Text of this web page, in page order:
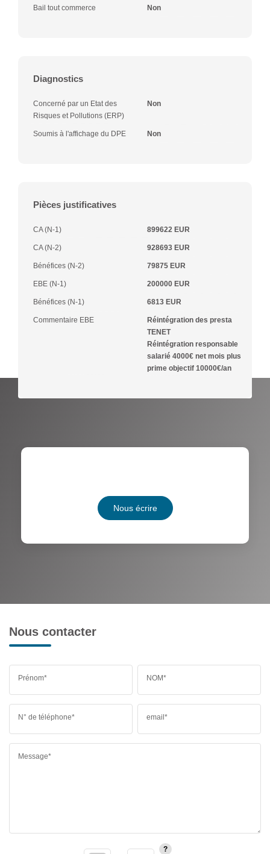
Bail tout commerce Non
Diagnostics
Concerné par un Etat des
Risques et Pollutions (ERP)
Non
Soumis à l'affichage du DPE Non
Pièces justificatives
CA (N-1) 899622 EUR
CA (N-2) 928693 EUR
Bénéfices (N-2) 79875 EUR
EBE (N-1) 200000 EUR
Bénéfices (N-1) 6813 EUR
Commentaire EBE
Réintégration des presta
TENET
Réintégration responsable
salarié 4000€ net mois plus
prime objectif 10000€/an
Nous écrire
Nous contacter
Prénom* NOM*
N° de téléphone* email*
Message*